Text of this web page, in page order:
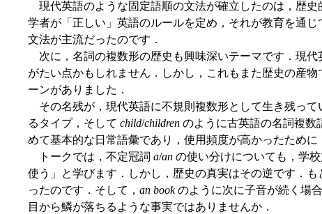
現代英語のような固定語順の文法が確立したのは，歴史
学者が「正しい」英語のルールを定め，それが教育を通
文法が主流だったのです．
次に，名詞の複数形の歴史も興味深いテーマです．現代
がたい点かもしれません．しかし，これもまた歴史の産
ーンがありました．
その名残が，現代英語に不規則複数形として生き残って
るタイプ，そして child/children のように古英語の名詞複数
めて基本的な日常語彙であり，使用頻度が高かったために
トークでは，不定冠詞 a/an の使い分けについても，学
使う」と学びます．しかし，歴史の真実はその逆です．
ったのです．そして， an bookのように次に子音が続く場
目から鱗が落ちるような事実ではありませんか．